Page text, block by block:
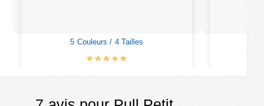
5 Couleurs / 4 Tailles